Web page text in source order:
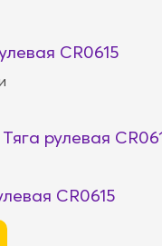
CR0615
рулевая
CR0615